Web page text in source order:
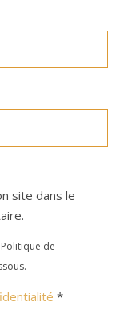
site dans le
de
*